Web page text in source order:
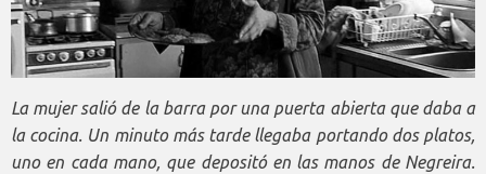
La mujer salió de la barra por una puerta abierta que daba a
la cocina. Un minuto más tarde llegaba portando dos platos,
uno en cada mano, que depositó en las manos de Negreira.